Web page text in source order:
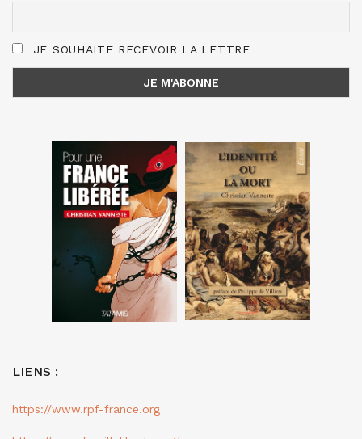
JE SOUHAITE RECEVOIR LA LETTRE
LIENS :
https://www.rpf-france.org